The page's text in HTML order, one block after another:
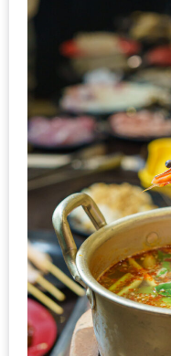
ไหม?
แวะ
ไป
ผิง
ไฟ
อุ่นๆ
ปิ้ง
มาร์ช
เมล
โล่
พร้อม
ชิม
และ